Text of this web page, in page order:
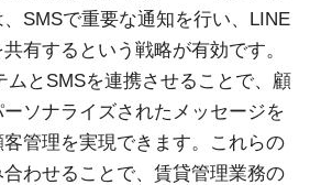
SMSで重要な通知を行い、LINE
有するという戦略が有効です。
ムとSMSを連携させることで、顧
ソナライズされたメッセージを
管理を実現できます。これらの
わせることで、賃貸管理業務の